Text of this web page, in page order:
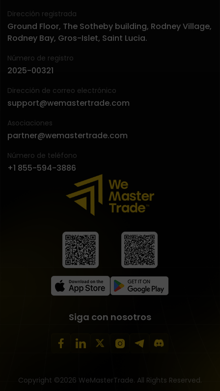
Siga con nosotros
Copyright ©2026 WeMasterTrade. All Rights Reserved.
Dirección registrada
Ground Floor, The Sotheby building, Rodney Village,
Rodney Bay, Gros-Islet, Saint Lucia.
Número de registro
2025-00321
Dirección de correo electrónico
support@wemastertrade.com
Asociaciones
partner@wemastertrade.com
Número de teléfono
+1 855-594-3886